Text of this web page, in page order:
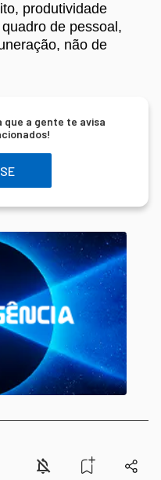
produtividade
de pessoal,
não de
que a gente te avisa